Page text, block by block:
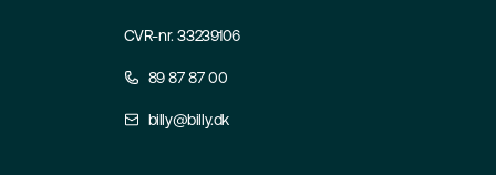
CVR-nr. 33239106
89 87 87 00
billy@billy.dk